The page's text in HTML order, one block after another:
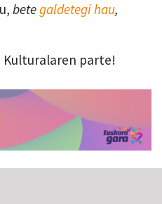
betegaldetegi hau,
Kulturalaren parte!